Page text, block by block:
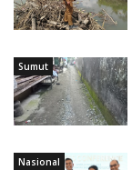
Sumut
Nasional